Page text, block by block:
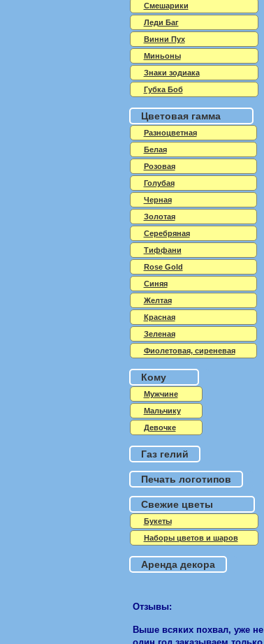
Смешарики
Леди Баг
Винни Пух
Миньоны
Знаки зодиака
Губка Боб
Цветовая гамма
Разноцветная
Белая
Розовая
Голубая
Черная
Золотая
Серебряная
Тиффани
Rose Gold
Синяя
Желтая
Красная
Зеленая
Фиолетовая, сиреневая
Кому
Мужчине
Мальчику
Девочке
Газ гелий
Печать логотипов
Свежие цветы
Букеты
Наборы цветов и шаров
Аренда декора
Отзывы:
Выше всяких похвал, уже не